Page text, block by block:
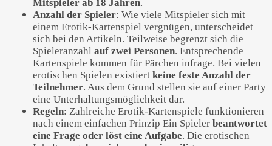
Mitspieler ab 18 Jahren.
Anzahl der Spieler: Wie viele Mitspieler sich mit
einem Erotik-Kartenspiel vergnügen, unterscheidet
sich bei den Artikeln. Teilweise begrenzt sich die
Spieleranzahlauf zwei Personen. Entsprechende
Kartenspiele kommen für Pärchen infrage. Bei vielen
erotischen Spielen existiertkeine feste Anzahl der
Teilnehmer. Aus dem Grund stellen sie auf einer Party
eine Unterhaltungsmöglichkeit dar.
Regeln: Zahlreiche Erotik-Kartenspiele funktionieren
nach einem einfachen Prinzip Ein Spielerbeantwortet
eine Frage oder löst eine Aufgabe. Die erotischen